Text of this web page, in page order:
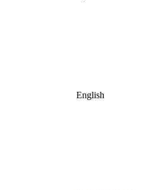
English